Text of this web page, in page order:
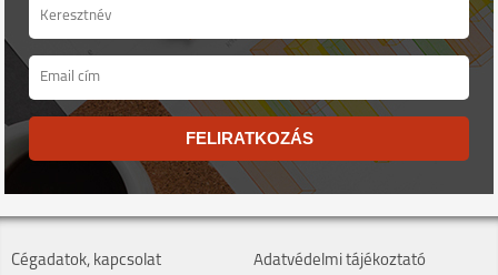
FELIRATKOZÁS
Cégadatok, kapcsolat
Adatvédelmi tájékoztató